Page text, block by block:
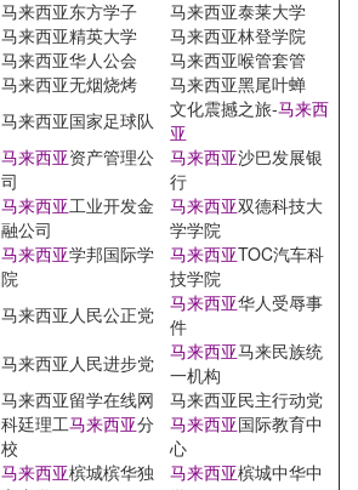
马来西亚东方学子
马来西亚泰莱大学
马来西亚精英大学
马来西亚林登学院
马来西亚华人公会
马来西亚喉管套管
马来西亚无烟烧烤
马来西亚黑尾叶蝉
马来西亚国家足球队 文化震撼之旅-马来西
亚
马来西亚资产管理公
司
马来西亚沙巴发展银
行
马来西亚工业开发金
融公司
马来西亚双德科技大
学学院
马来西亚学邦国际学
院
马来西亚TOC汽车科
技学院
马来西亚人民公正党 马来西亚华人受辱事
件
马来西亚人民进步党 马来西亚马来民族统
一机构
马来西亚留学在线网
马来西亚民主行动党
科廷理工马来西亚分
校
马来西亚国际教育中
心
马来西亚槟城槟华独
马来西亚槟城中华中